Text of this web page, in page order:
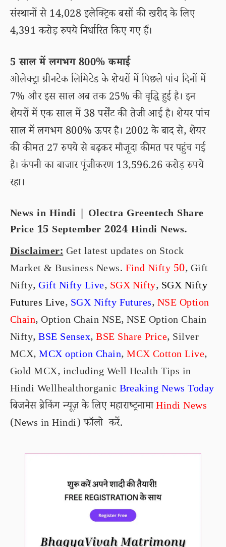
संस्थानों से 14,028 इलेक्ट्रिक बसों की खरीद के लिए
4,391 करोड़ रुपये निर्धारित किए गए हैं।
5 साल में लगभग 800% कमाई
ओलेक्ट्रा ग्रीनटेक लिमिटेड के शेयरों में पिछले पांच दिनों में
7% और इस साल अब तक 25% की वृद्धि हुई है। इन
शेयरों में एक साल में 38 पर्सेंट की तेजी आई है। शेयर पांच
साल में लगभग 800% ऊपर है। 2002 के बाद से, शेयर
की कीमत 27 रुपये से बढ़कर मौजूदा कीमत पर पहुंच गई
है। कंपनी का बाजार पूंजीकरण 13,596.26 करोड़ रुपये
रहा।
News in Hindi | Olectra Greentech Share
Price 15 September 2024 Hindi News.
Disclaimer:Get latest updates on Stock
Market & Business News. Find Nifty 50, Gift
Nifty,Gift Nifty Live, SGX Nifty, SGX Nifty
Futures Live, SGX Nifty Futures,NSEOption
Chain, Option Chain NSE, NSE Option Chain
Nifty,BSE Sensex,BSE Share Price, Silver
MCX,MCX option Chain,MCX Cotton Live,
Gold MCX, includingWell Health Tips in
Hindi Wellhealthorganic Breaking News Today
बिजनेस ब्रेकिंग न्यूज़ के लिए महाराष्ट्रनामाHindi News
(News in Hindi) फॉलो करें.